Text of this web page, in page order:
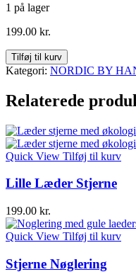
1 på lager
199.00 kr.
Lille
Læder
Stjerne
antal
Tilføj til kurv
Kategori: NORDIC BY
Relaterede
Quick View Tilføj til kurv
Lille Læder Stjerne
199.00 kr.
Quick View Tilføj til kurv
Stjerne Nøglering